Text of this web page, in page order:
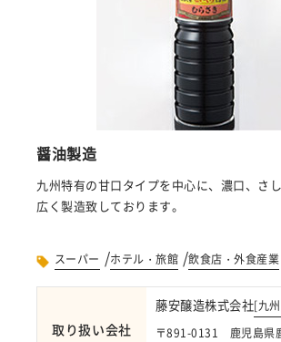
醤油製造
九州特有の甘口タイプを中心に、濃口、さ
広く製造致しております。
スーパー /ホテル・旅館 /飲食店・外食産業
取り扱い会社
藤安醸造株式会社[九
〒891-0131 鹿児島県